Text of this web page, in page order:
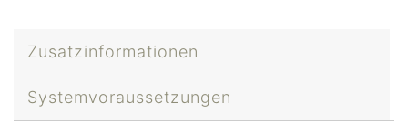
Zusatzinformationen
Systemvoraussetzungen